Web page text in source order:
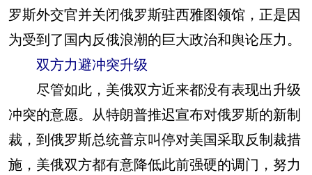
罗斯外交官并关闭俄罗斯驻西雅图领馆，正是因
为受到了国内反俄浪潮的巨大政治和舆论压力。
双方力避冲突升级
尽管如此，美俄双方近来都没有表现出升级
冲突的意愿。从特朗普推迟宣布对俄罗斯的新制
裁，到俄罗斯总统普京叫停对美国采取反制裁措
施，美俄双方都有意降低此前强硬的调门，努力